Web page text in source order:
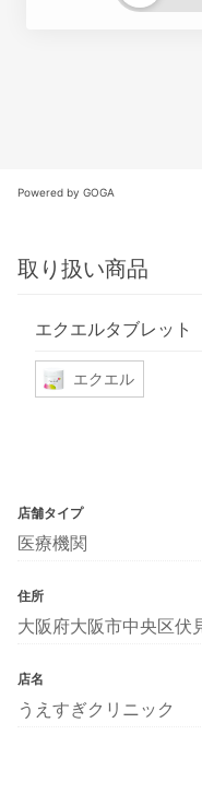
Powered by GOGA
取り扱い商品
エクエルタブレット
エクエル
店舗タイプ
医療機関
住所
大阪府大阪市中央区
店名
うえすぎクリニック